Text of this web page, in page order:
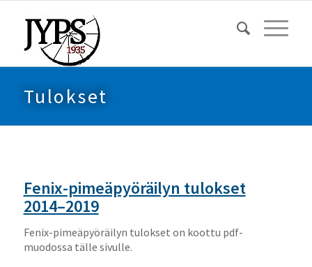
Tulokset
Fenix-pimeäpyöräilyn tulokset
2014–2019
Fenix-pimeäpyöräilyn tulokset on koottu pdf-
muodossa tälle sivulle.